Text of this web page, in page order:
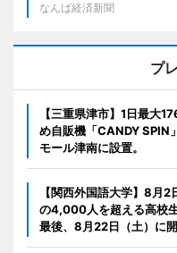
なんば経済新聞
プ
【三重県津市】1日最大
め自販機「CANDY SPIN
モール津南に設置。
【関西外国語大学】8月
の4,000人を超える高校
最後、8月22日（土）に